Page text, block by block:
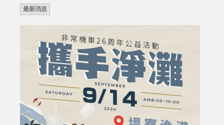
最新消息